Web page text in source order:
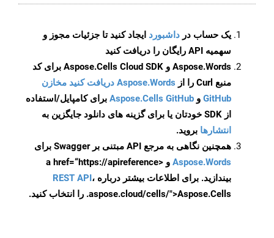
یک حساب در داشبورد ایجاد کنید تا جزئیات مجوز و
سهمیه API رایگان را دریافت کنید
Aspose.Words و Aspose.Cells Cloud SDK برای کد
منبع Curl را از
Aspose.Words دریافت کنید مخازن
GitHub و Aspose.Cells GitHub برای کامپایل/استفاده
از SDK خودتان یا برای گزینه های دانلود جایگزین به
انتشارها بروید.
همچنین نگاهی به مرجع API مبتنی بر Swagger برای
Aspose.Words
و <a href=“https://apireference
بیندازید. برای اطلاعات بیشتر درباره REST API،
.aspose.cloud/cells/">Aspose.Cells را انتخاب کنید.